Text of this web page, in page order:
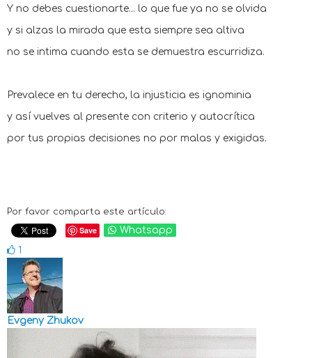
Y no debes cuestionarte... lo que fue ya no se olvida
y si alzas la mirada que esta siempre sea altiva
no se intima cuando esta se demuestra escurridiza.
Prevalece en tu derecho, la injusticia es ignominia
y así vuelves al presente con criterio y autocrítica
por tus propias decisiones no por malas y exigidas.
Por favor comparta este artículo:
Save
Whatsapp
1
Evgeny Zhukov